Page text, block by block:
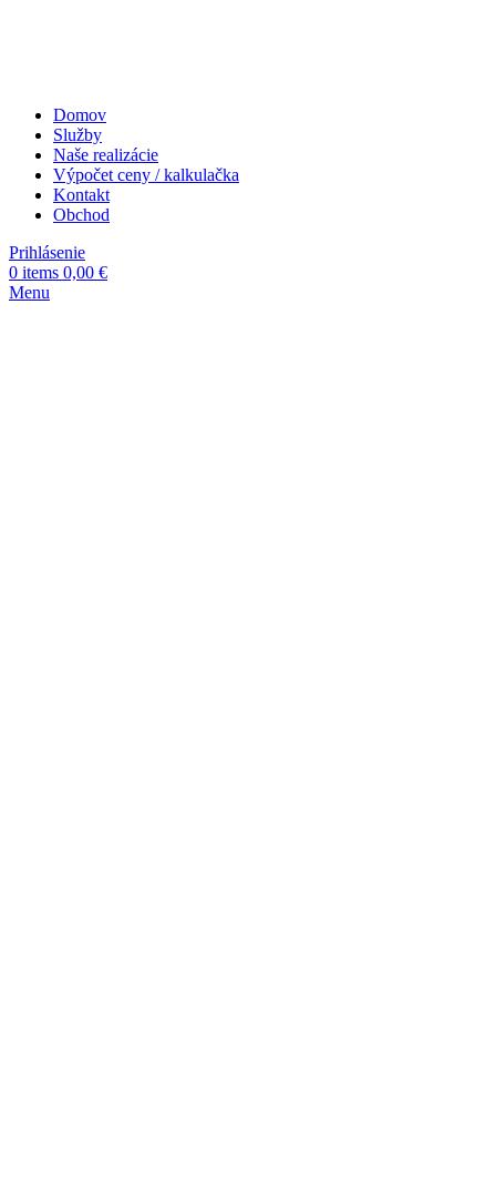
Domov
Služby
Naše realizácie
Výpočet ceny / kalkulačka
Kontakt
Obchod
Prihlásenie
0 items 0,00 €
Menu